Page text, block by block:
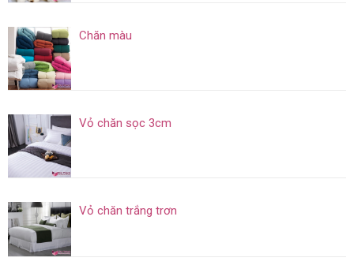
Chăn màu
Vỏ chăn sọc 3cm
Vỏ chăn trắng trơn